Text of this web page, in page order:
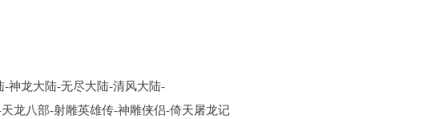
神龙大陆-无尽大陆-清风大陆-
龙八部-射雕英雄传-神雕侠侣-倚天屠龙记